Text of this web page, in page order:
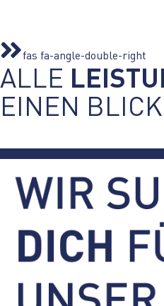
fas fa-angle-double-right
ALLE
EINEN BLICK